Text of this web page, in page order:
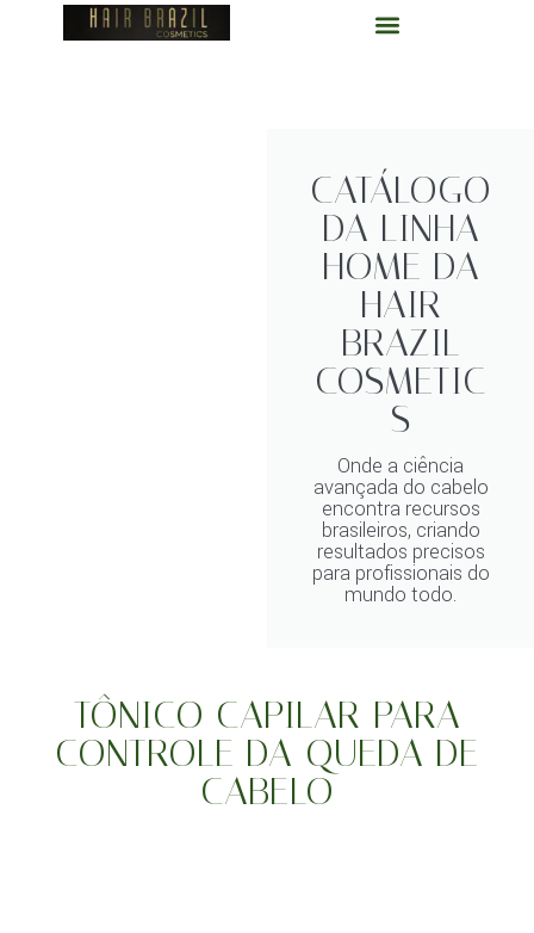
CATÁLOGO
DA LINHA
HOME DA
HAIR
BRAZIL
COSMETIC
S
Onde a ciência
avançada do cabelo
encontra recursos
brasileiros, criando
resultados precisos
para profissionais do
mundo todo.
TÔNICO CAPILAR PARA
CONTROLE DA QUEDA DE
CABELO